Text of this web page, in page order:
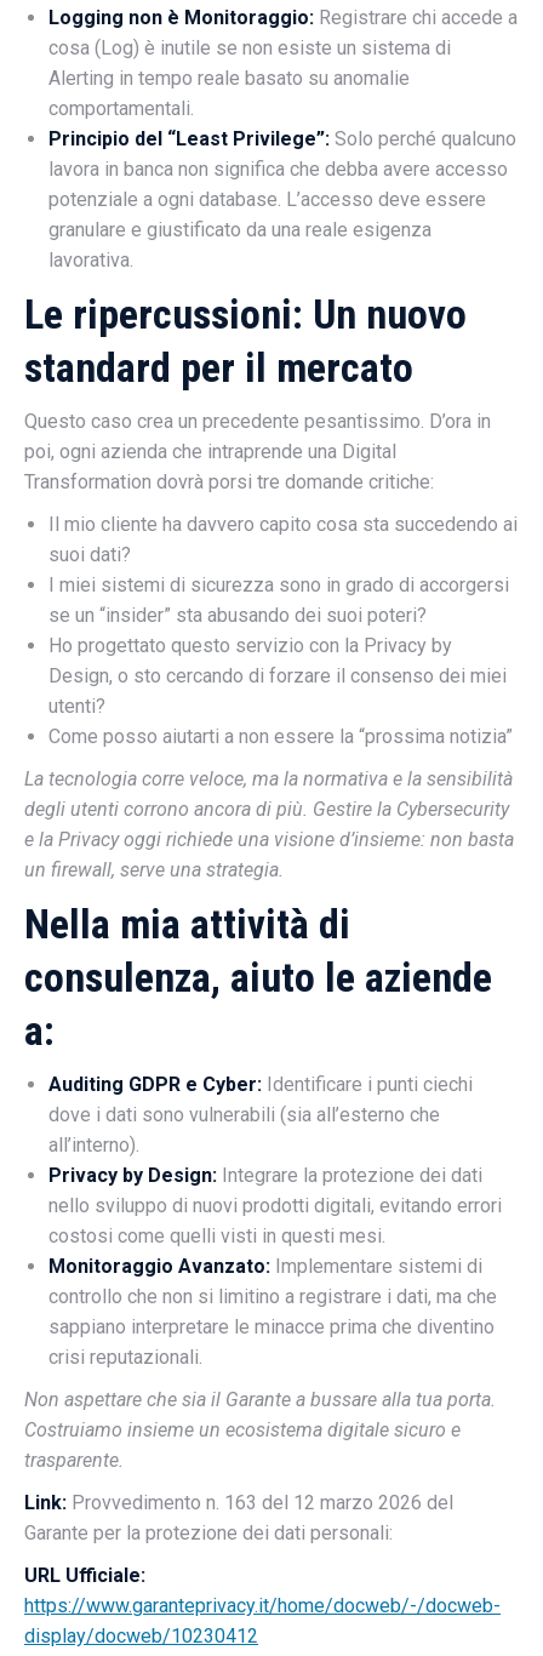
Logging non è Monitoraggio: Registrare chi accede a
cosa (Log) è inutile se non esiste un sistema di
Alerting in tempo reale basato su anomalie
comportamentali.
Principio del “Least Privilege”: Solo perché qualcuno
lavora in banca non significa che debba avere accesso
potenziale a ogni database. L’accesso deve essere
granulare e giustificato da una reale esigenza
lavorativa.
Le ripercussioni: Un nuovo
standard per il mercato
Questo caso crea un precedente pesantissimo. D’ora in
poi, ogni azienda che intraprende una Digital
Transformation dovrà porsi tre domande critiche:
Il mio cliente ha davvero capito cosa sta succedendo ai
suoi dati?
I miei sistemi di sicurezza sono in grado di accorgersi
se un “insider” sta abusando dei suoi poteri?
Ho progettato questo servizio con la Privacy by
Design, o sto cercando di forzare il consenso dei miei
utenti?
Come posso aiutarti a non essere la “prossima notizia”
La tecnologia corre veloce, ma la normativa e la sensibilità
degli utenti corrono ancora di più. Gestire la Cybersecurity
e la Privacy oggi richiede una visione d’insieme: non basta
un firewall, serve una strategia.
Nella mia attività di
consulenza, aiuto le aziende
a:
Auditing GDPR e Cyber: Identificare i punti ciechi
dove i dati sono vulnerabili (sia all’esterno che
all’interno).
Privacy by Design: Integrare la protezione dei dati
nello sviluppo di nuovi prodotti digitali, evitando errori
costosi come quelli visti in questi mesi.
Monitoraggio Avanzato: Implementare sistemi di
controllo che non si limitino a registrare i dati, ma che
sappiano interpretare le minacce prima che diventino
crisi reputazionali.
Non aspettare che sia il Garante a bussare alla tua porta.
Costruiamo insieme un ecosistema digitale sicuro e
trasparente.
Link: Provvedimento n. 163 del 12 marzo 2026 del
Garante per la protezione dei dati personali:
URL Ufficiale:
https://www.garanteprivacy.it/home/docweb/-/docweb-
display/docweb/10230412